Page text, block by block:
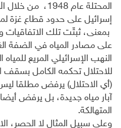
المحتلة عام
إسرائيل على حدود قطاع غزة
بمعنى، ثبتّت تلك الاتفاقيات
على مصادر المياه في الضفة
النهب الإسرائيلي المريع
للاحتلال تحكمه الكامل بسقف
(أي الاحتلال) يرفض مطلقا
آبار مياه جديدة، بل يرفض
المتهالكة.
وعلى سبيل المثال لا